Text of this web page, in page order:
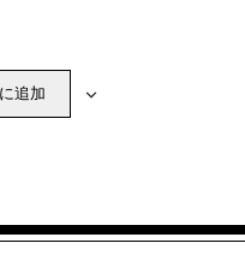
追加